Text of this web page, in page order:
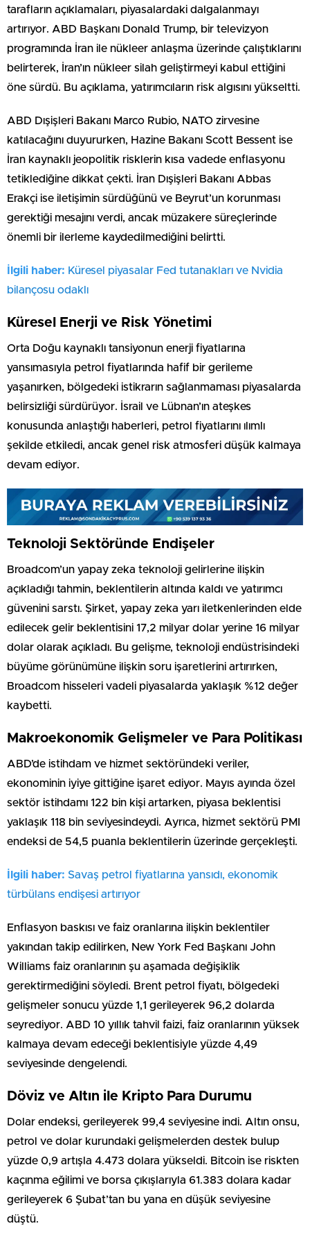
tarafların açıklamaları, piyasalardaki dalgalanmayı
artırıyor. ABD Başkanı Donald Trump, bir televizyon
programında İran ile nükleer anlaşma üzerinde çalıştıklarını
belirterek, İran’ın nükleer silah geliştirmeyi kabul ettiğini
öne sürdü. Bu açıklama, yatırımcıların risk algısını yükseltti.
ABD Dışişleri Bakanı Marco Rubio, NATO zirvesine
katılacağını duyururken, Hazine Bakanı Scott Bessent ise
İran kaynaklı jeopolitik risklerin kısa vadede enflasyonu
tetiklediğine dikkat çekti. İran Dışişleri Bakanı Abbas
Erakçi ise iletişimin sürdüğünü ve Beyrut’un korunması
gerektiği mesajını verdi, ancak müzakere süreçlerinde
önemli bir ilerleme kaydedilmediğini belirtti.
İlgili haber: Küresel piyasalar Fed tutanakları ve Nvidia
bilançosu odaklı
Küresel Enerji ve Risk Yönetimi
Orta Doğu kaynaklı tansiyonun enerji fiyatlarına
yansımasıyla petrol fiyatlarında hafif bir gerileme
yaşanırken, bölgedeki istikrarın sağlanmaması piyasalarda
belirsizliği sürdürüyor. İsrail ve Lübnan’ın ateşkes
konusunda anlaştığı haberleri, petrol fiyatlarını ılımlı
şekilde etkiledi, ancak genel risk atmosferi düşük kalmaya
devam ediyor.
Teknoloji Sektöründe Endişeler
Broadcom’un yapay zeka teknoloji gelirlerine ilişkin
açıkladığı tahmin, beklentilerin altında kaldı ve yatırımcı
güvenini sarstı. Şirket, yapay zeka yarı iletkenlerinden elde
edilecek gelir beklentisini 17,2 milyar dolar yerine 16 milyar
dolar olarak açıkladı. Bu gelişme, teknoloji endüstrisindeki
büyüme görünümüne ilişkin soru işaretlerini artırırken,
Broadcom hisseleri vadeli piyasalarda yaklaşık %12 değer
kaybetti.
Makroekonomik Gelişmeler ve Para Politikası
ABD’de istihdam ve hizmet sektöründeki veriler,
ekonominin iyiye gittiğine işaret ediyor. Mayıs ayında özel
sektör istihdamı 122 bin kişi artarken, piyasa beklentisi
yaklaşık 118 bin seviyesindeydi. Ayrıca, hizmet sektörü PMI
endeksi de 54,5 puanla beklentilerin üzerinde gerçekleşti.
İlgili haber: Savaş petrol fiyatlarına yansıdı, ekonomik
türbülans endişesi artırıyor
Enflasyon baskısı ve faiz oranlarına ilişkin beklentiler
yakından takip edilirken, New York Fed Başkanı John
Williams faiz oranlarının şu aşamada değişiklik
gerektirmediğini söyledi. Brent petrol fiyatı, bölgedeki
gelişmeler sonucu yüzde 1,1 gerileyerek 96,2 dolarda
seyrediyor. ABD 10 yıllık tahvil faizi, faiz oranlarının yüksek
kalmaya devam edeceği beklentisiyle yüzde 4,49
seviyesinde dengelendi.
Döviz ve Altın ile Kripto Para Durumu
Dolar endeksi, gerileyerek 99,4 seviyesine indi. Altın onsu,
petrol ve dolar kurundaki gelişmelerden destek bulup
yüzde 0,9 artışla 4.473 dolara yükseldi. Bitcoin ise riskten
kaçınma eğilimi ve borsa çıkışlarıyla 61.383 dolara kadar
gerileyerek 6 Şubat’tan bu yana en düşük seviyesine
düştü.